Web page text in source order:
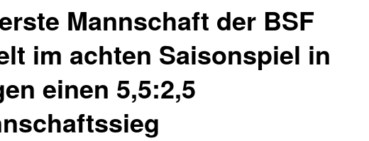
Mannschaft der BSF
im achten Saisonspiel in
einen 5,5:2,5